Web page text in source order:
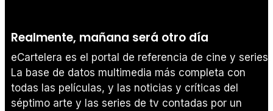
Realmente, mañana será otro día
eCartelera es el portal de referencia de cine y series.
La base de datos multimedia más completa con
todas las películas, y las noticias y críticas del
séptimo arte y las series de tv contadas por un